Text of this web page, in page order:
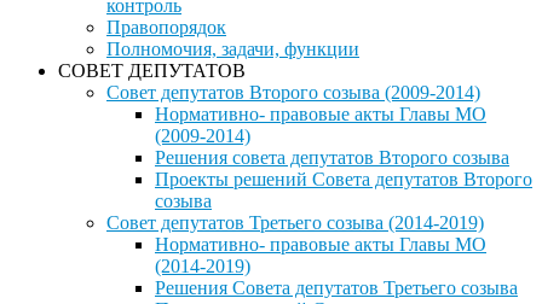
контроль
Правопорядок
Полномочия, задачи, функции
СОВЕТ ДЕПУТАТОВ
Совет депутатов Второго созыва (2009-2014)
Нормативно- правовые акты Главы МО
(2009-2014)
Решения совета депутатов Второго созыва
Проекты решений Совета депутатов Второго
созыва
Совет депутатов Третьего созыва (2014-2019)
Нормативно- правовые акты Главы МО
(2014-2019)
Решения Совета депутатов Третьего созыва